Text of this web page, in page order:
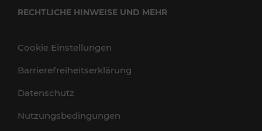
RECHTLICHE HINWEISE UND MEHR
Cookie Einstellungen
Barrierefreiheitserklärung
Datenschutz
Nutzungsbedingungen